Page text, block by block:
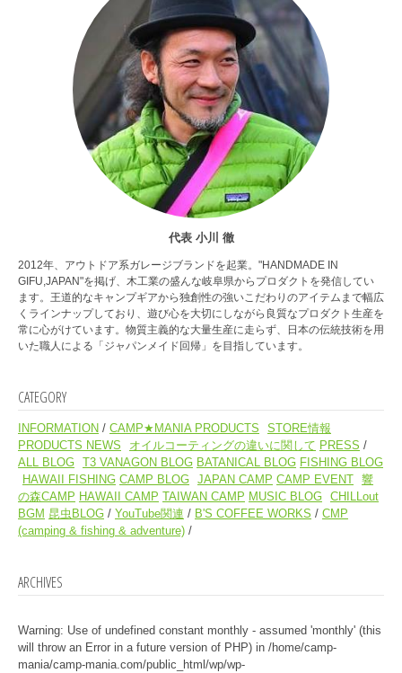
代表 小川 徹
2012年、アウトドア系ガレージブランドを起業。"HANDMADE IN
GIFU,JAPAN"を掲げ、木工業の盛んな岐阜県からプロダクトを発信してい
ます。王道的なキャンプギアから独創性の強いこだわりのアイテムまで幅広
くラインナップしており、遊び心を大切にしながら良質なプロダクト生産を
常に心がけています。物質主義的な大量生産に走らず、日本の伝統技術を用
いた職人による「ジャパンメイド回帰」を目指しています。
CATEGORY
INFORMATION CAMP★MANIA PRODUCTS
STORE情報
PRODUCTS NEWS
オイルコーティングの違いに関して PRESS
ALL BLOG T3 VANAGON BLOG BATANICAL BLOG FISHING BLOG
HAWAII FISHING CAMP BLOG JAPAN CAMP CAMP EVENT 響
の森CAMP HAWAII CAMP TAIWAN CAMP MUSIC BLOG CHILLout
BGM 昆虫BLOG YouTube関連 B'S COFFEE WORKS
CMP
(camping & fishing & adventure)
ARCHIVES
Warning: Use of undefined constant monthly - assumed 'monthly' (this
will throw an Error in a future version of PHP) in /home/camp-
mania/camp-mania.com/public_html/wp/wp-